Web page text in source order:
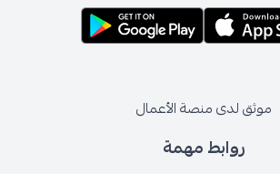
روابط مهمة
موثق لدى منصة الأعمال